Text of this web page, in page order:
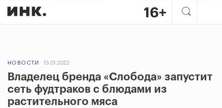
НОВОСТИ 13.01.2022
Владелец бренда «Слобода» запустит
сеть фудтраков с блюдами из
растительного мяса